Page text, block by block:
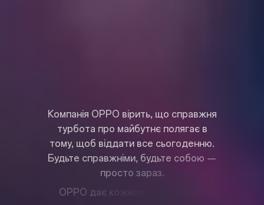
Компанія OPPO вірить, що справжня
турбота про майбутнє полягає в
тому, щоб віддати все сьогоденню.
Будьте справжніми, будьте собою —
просто зараз.
OPPO дає к